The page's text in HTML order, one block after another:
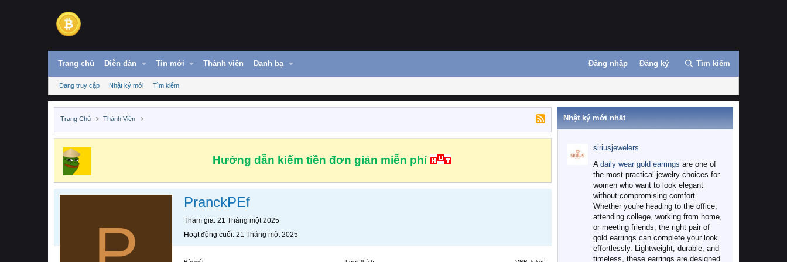
Trang chủ Diễn đàn Tin mới Thành viên Danh bạ Đăng nhập Đăng ký Tìm kiếm
Đang truy cập Nhật ký mới Tìm kiếm
Trang Chủ Thành Viên
Hướng dẫn kiếm tiền đơn giản miễn phí
PranckPEf
Tham gia 21 Tháng một 2025
Hoạt động cuối 21 Tháng một 2025
Nhật ký mới nhất
siriusjewelers
A daily wear gold earrings are one of
the most practical jewelry choices for
women who want to look elegant
without compromising comfort.
Whether you're heading to the office,
attending college, working from home,
or meeting friends, the right pair of
gold earrings can complete your look
effortlessly. Lightweight, durable, and
timeless, these earrings are designed